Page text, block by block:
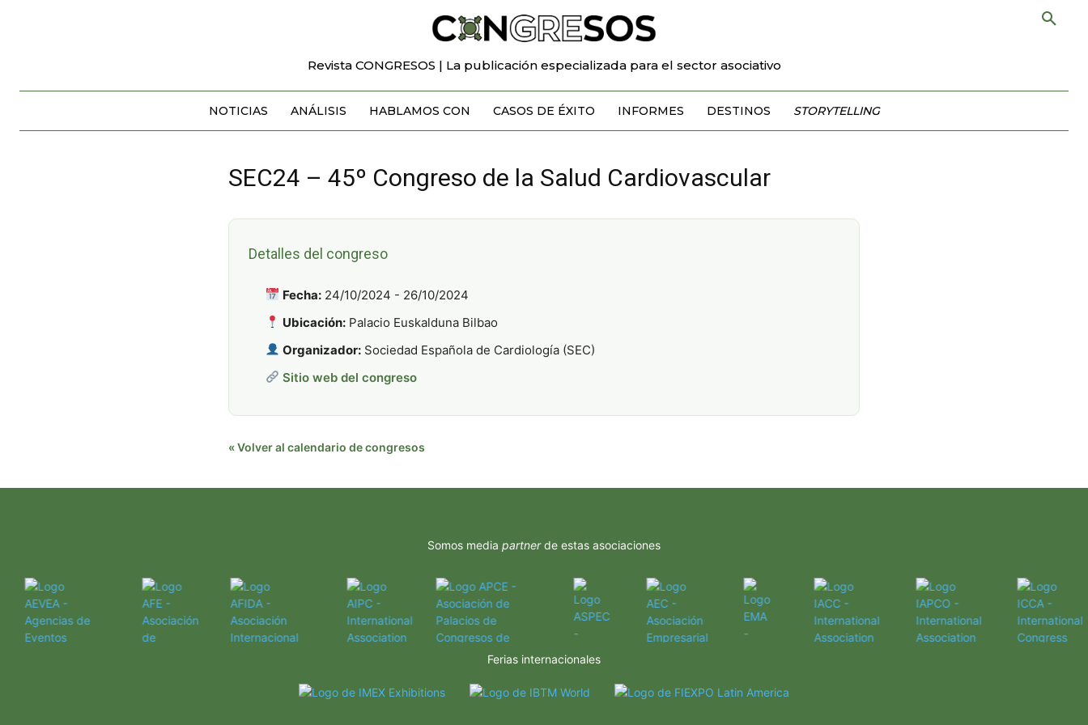
Revista CONGRESOS | La publicación especializada para el sector asociativo
NOTICIAS ANÁLISIS HABLAMOS CON CASOS DE ÉXITO INFORMES DESTINOS STORYTELLING
SEC24 – 45º Congreso de la Salud Cardiovascular
Detalles del congreso
Fecha: 24/10/2024 - 26/10/2024
Ubicación: Palacio Euskalduna Bilbao
Organizador: Sociedad Española de Cardiología (SEC)
Sitio web del congreso
« Volver al calendario de congresos
Somos media partnerde estas asociaciones
Ferias internacionales